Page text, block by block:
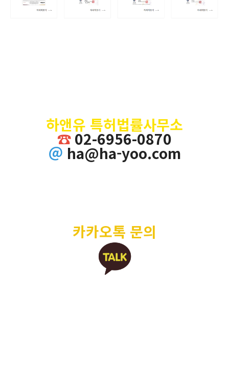
하앤유 특허법률사무소
☎02-6956-0870
＠ ha@ha-yoo.com
카카오톡 문의